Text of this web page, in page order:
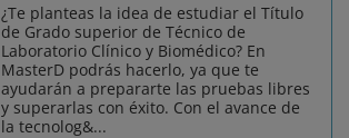
¿Te planteas la idea de estudiar el Título
de Grado superior de Técnico de
Laboratorio Clínico y Biomédico? En
MasterD podrás hacerlo, ya que te
ayudarán a prepararte las pruebas libres
y superarlas con éxito. Con el avance de
la tecnolog&...